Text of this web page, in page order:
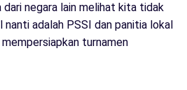
dari negara lain melihat kita tidak
nanti adalah PSSI dan panitia lokal
turnamen